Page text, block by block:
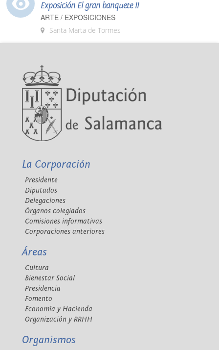
Exposición El gran banquete II
ARTE / EXPOSICIONES
Santa Marta de Tormes
La Corporación
Presidente
Diputados
Delegaciones
Órganos colegiados
Comisiones informativas
Corporaciones anteriores
Áreas
Cultura
Bienestar Social
Presidencia
Fomento
Economía y Hacienda
Organización y RRHH
Organismos